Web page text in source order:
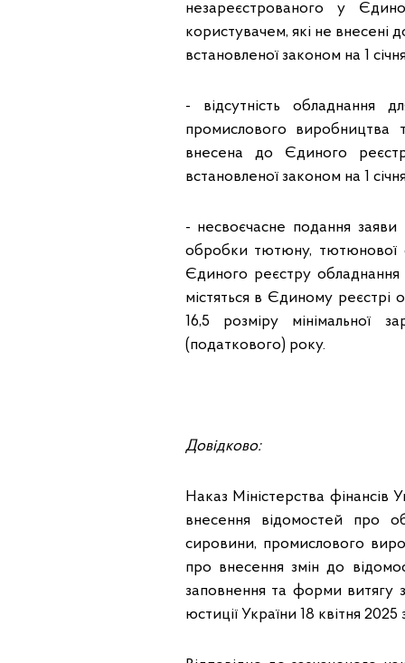
незареєстрованого у
користувачем, які не внесені
встановленої законом на 1
- відсутність обладнання
промислового виробництва
внесена до Єдиного
встановленої законом на 1
- несвоєчасне подання
обробки тютюну, тютюнової
Єдиного реєстру
містяться в Єдиному
16,5 розміру мінімальної
(податкового) року.
Довідково:
Наказ Міністерства
внесення відомостей про
сировини, промислового
про внесення змін до
заповнення та форми витягу
юстиції України 18 квітня